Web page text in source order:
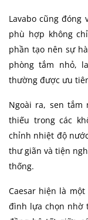
Lavabo cũng đóng
phù hợp không
phần tạo nên sự
phòng tắm nhỏ,
thường được ưu
Ngoài ra, sen
thiếu trong các
chỉnh nhiệt độ
thư giãn và tiện
thống.
Caesar hiện là
đình lựa chọn nhờ